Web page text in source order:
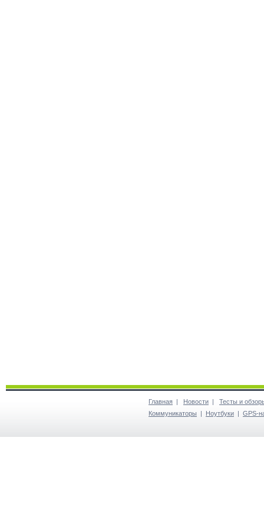
Главная | Новости | Тесты и
Коммуникаторы | Ноутбуки | GPS-